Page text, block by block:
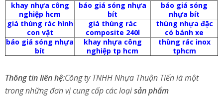
khay nhựa công
nghiệp hcm
báo giá sóng nhựa
bít
báo giá sóng
nhựa bít
giá thùng rác hình
con vật
giá thùng rác
composite 240l
thùng nhựa đặc
có bánh xe
báo giá sóng nhựa
bít
khay nhựa công
nghiệp tp hcm
thùng rác inox
tphcm
Thông tin liên hệ:Công ty TNHH Nhựa Thuận Tiến là một
trong những đơn vị cung cấp các loạisản phẩm